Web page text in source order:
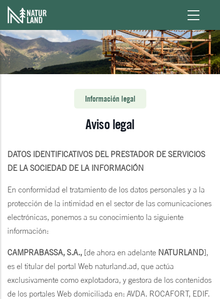
Pasar al contenido principal
Información legal
Aviso legal
DATOS IDENTIFICATIVOS DEL PRESTADOR DE SERVICIOS
DE LA SOCIEDAD DE LA INFORMACIÓN
En conformidad el tratamiento de los datos personales y a la
protección de la intimidad en el sector de las comunicaciones
electrónicas, ponemos a su conocimiento la siguiente
información:
CAMPRABASSA, S.A., [de ahora en adelante NATURLAND],
es el titular del portal Web naturland.ad, que actúa
exclusivamente como explotadora, y gestora de los contenidos
de los portales Web domiciliada en: AVDA. ROCAFORT, EDIF.